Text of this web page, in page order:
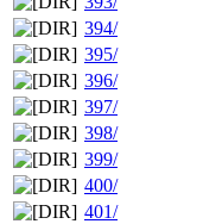
394/
395/
396/
397/
398/
399/
400/
401/